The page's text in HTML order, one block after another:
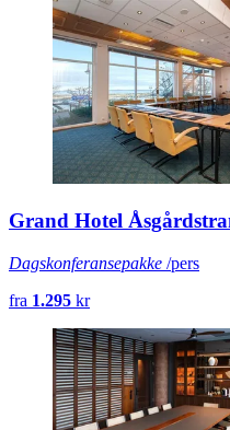
Grand Hotel
Dagskonferansepakke /pers
fra 1.295 kr